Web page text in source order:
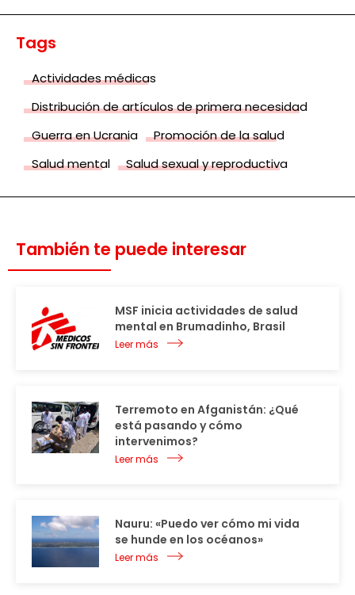
Tags
Actividades médicas
Distribución de artículos de primera necesidad
Guerra en Ucrania
Promoción de la salud
Salud mental
Salud sexual y reproductiva
También te puede interesar
MSF inicia actividades de salud
mental en Brumadinho, Brasil
Leer más
Terremoto en Afganistán: ¿Qué
está pasando y cómo
intervenimos?
Leer más
Nauru: «Puedo ver cómo mi vida
se hunde en los océanos»
Leer más